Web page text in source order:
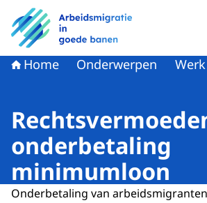
Naar de homepage van
Home Onderwerpen Werk
onderbetaling
minimumloon
Onderbetaling van